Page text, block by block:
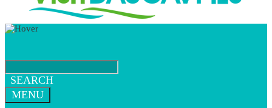
SEARCH
MENU